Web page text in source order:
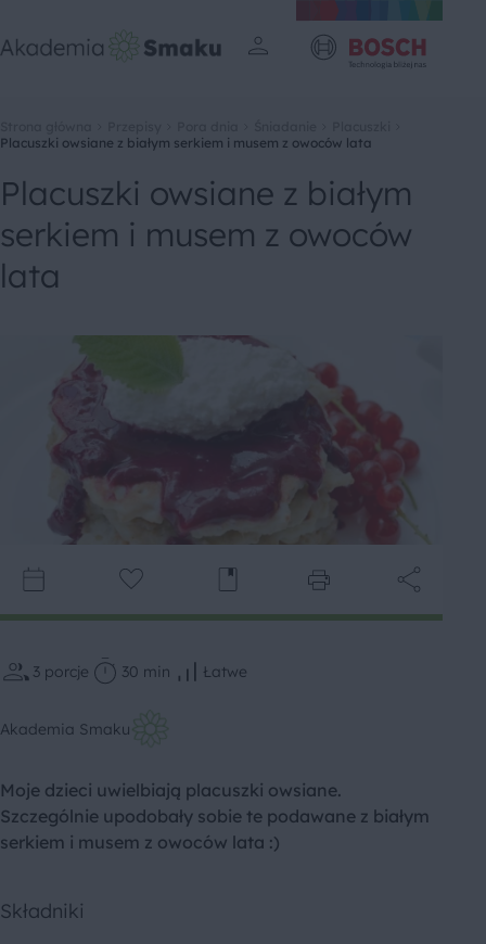
Placuszki owsiane z białym serkiem i musem z owoców lata
Placuszki owsiane z białym
serkiem i musem z owoców
lata
3 porcje 30 min Łatwe
Akademia Smaku
Moje dzieci uwielbiają placuszki owsiane.
Szczególnie upodobały sobie te podawane z białym
serkiem i musem z owoców lata :)
Składniki